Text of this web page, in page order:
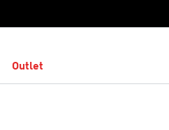
Outlet